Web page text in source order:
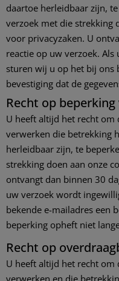
daartoe herleidbaar zijn,
verzoek met die strekking
voor privacyzaken. U
reactie op uw verzoek.
sturen wij u op het bij ons
bevestiging dat de
Recht op
U heeft altijd het recht om
verwerken die betrekking
herleidbaar zijn, te
strekking doen aan onze
ontvangt dan binnen 30
uw verzoek wordt
bekende e-mailadres een
beperking opheft niet
Recht op
U heeft altijd het recht om